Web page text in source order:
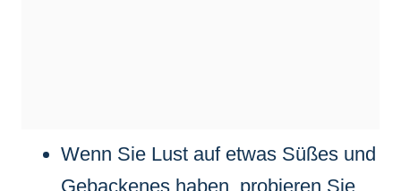
Wenn Sie Lust auf etwas Süßes und
Gebackenes haben, probieren Sie